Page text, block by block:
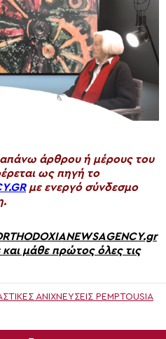
άρθρου ή μέρους του
ως πηγή το
με ενεργό σύνδεσμο
μάθε πρώτος όλες τις
ΑΝΙΧΝΕΎΣΕΙΣ PEMPTOUSIA